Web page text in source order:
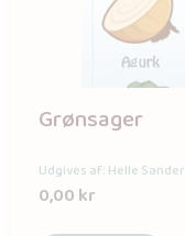
Grønsager
Udgives af: Helle Sander
0,00kr